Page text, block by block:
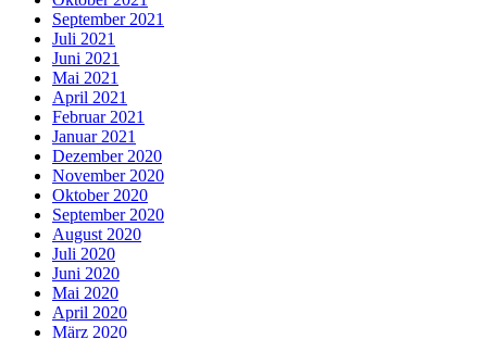
September 2021
Juli 2021
Juni 2021
Mai 2021
April 2021
Februar 2021
Januar 2021
Dezember 2020
November 2020
Oktober 2020
September 2020
August 2020
Juli 2020
Juni 2020
Mai 2020
April 2020
März 2020